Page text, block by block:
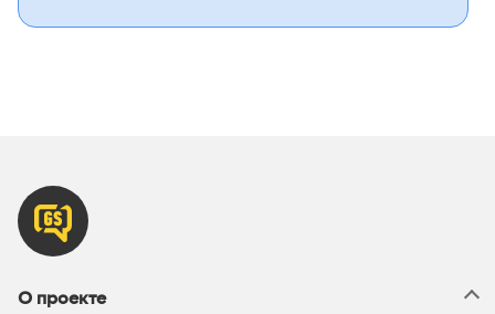
О проекте